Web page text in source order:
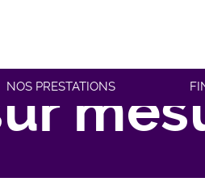
NOS PRESTATIONS